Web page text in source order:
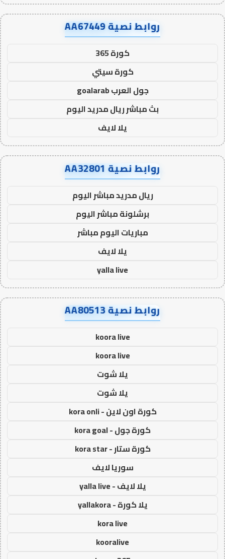
روابط نصية AA67449
كورة 365
كورة سيتي
جول العرب goalarab
بث مباشر ريال مدريد اليوم
يلا لايف
روابط نصية AA32801
ريال مدريد مباشر اليوم
برشلونة مباشر اليوم
مباريات اليوم مباشر
يلا لايف
yalla live
روابط نصية AA80513
koora live
koora live
يلا شوت
يلا شوت
كورة اون لاين - kora onli
كورة جول - kora goal
كورة ستار - kora star
سوريا لايف
يلا لايف - yalla live
يلا كورة - yallakora
kora live
kooralive